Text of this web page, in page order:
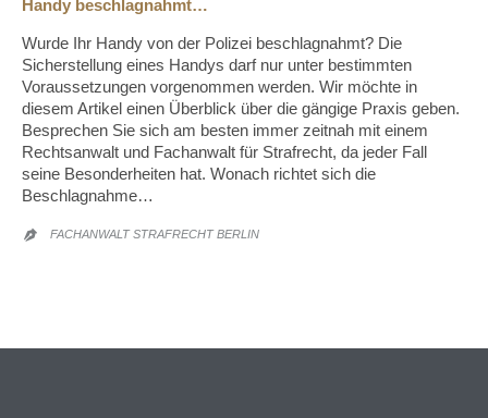
Handy beschlagnahmt…
Wurde Ihr Handy von der Polizei beschlagnahmt? Die
Sicherstellung eines Handys darf nur unter bestimmten
Voraussetzungen vorgenommen werden. Wir möchte in
diesem Artikel einen Überblick über die gängige Praxis geben.
Besprechen Sie sich am besten immer zeitnah mit einem
Rechtsanwalt und Fachanwalt für Strafrecht, da jeder Fall
seine Besonderheiten hat. Wonach richtet sich die
Beschlagnahme…
 FACHANWALT STRAFRECHT BERLIN